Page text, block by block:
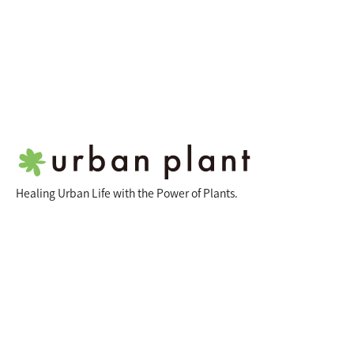
Healing Urban Life with the Power of Plants.